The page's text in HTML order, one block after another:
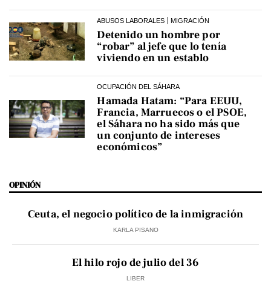
ABUSOS LABORALES MIGRACIÓN
Detenido un hombre por
“robar” al jefe que lo tenía
viviendo en un establo
OCUPACIÓN DEL SÁHARA
Hamada Hatam: “Para EEUU,
Francia, Marruecos o el PSOE,
el Sáhara no ha sido más que
un conjunto de intereses
económicos”
OPINIÓN
Ceuta, el negocio político de la inmigración
KARLA PISANO
El hilo rojo de julio del 36
LIBER